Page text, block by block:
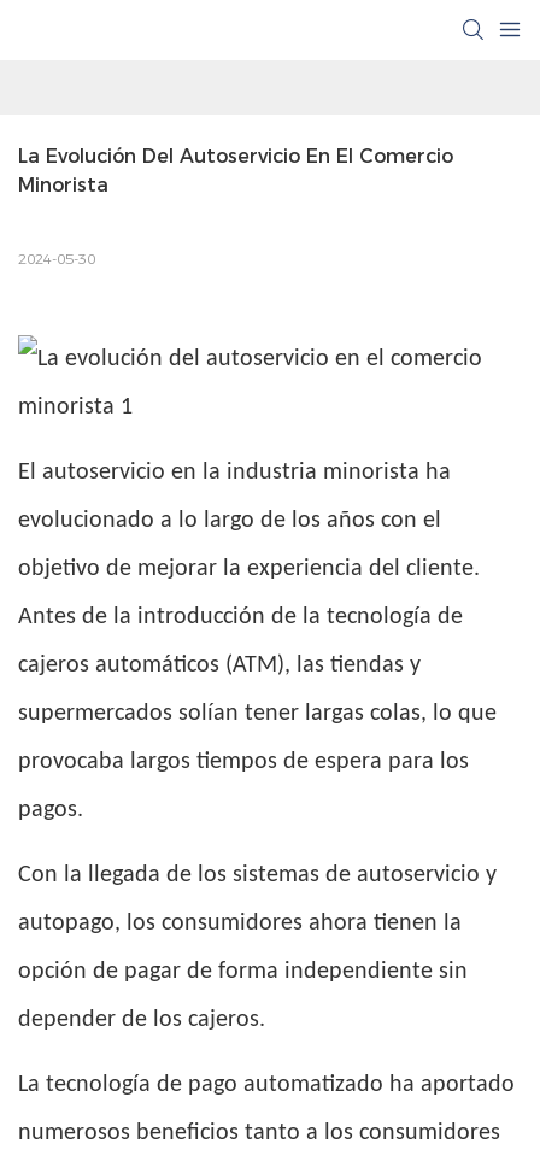
La Evolución Del Autoservicio En El Comercio
Minorista
2024-05-30
El autoservicio en la industria minorista ha
evolucionado a lo largo de los años con el
objetivo de mejorar la experiencia del cliente.
Antes de la introducción de la tecnología de
cajeros automáticos (ATM), las tiendas y
supermercados solían tener largas colas, lo que
provocaba largos tiempos de espera para los
pagos.
Con la llegada de los sistemas de autoservicio y
autopago, los consumidores ahora tienen la
opción de pagar de forma independiente sin
depender de los cajeros.
La tecnología de pago automatizado ha aportado
numerosos beneficios tanto a los consumidores